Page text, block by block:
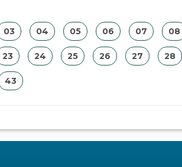
03 04 05 06 07 08
23 24 25 26 27 28
43